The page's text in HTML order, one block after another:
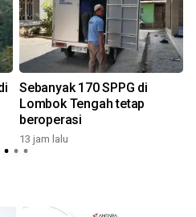
Sebanyak 170 SPPG di
Lombok Tengah tetap
beroperasi
13 jam lalu